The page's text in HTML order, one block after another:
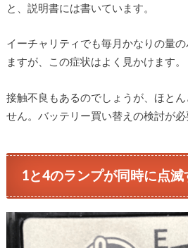
と、説明書には書いています。
イーチャリティでも毎月かなりの量
ますが、この症状はよく見かけます。
接触不良もあるのでしょうが、ほと
せん。バッテリー買い替えの検討が必
1と4のランプが同時に点滅